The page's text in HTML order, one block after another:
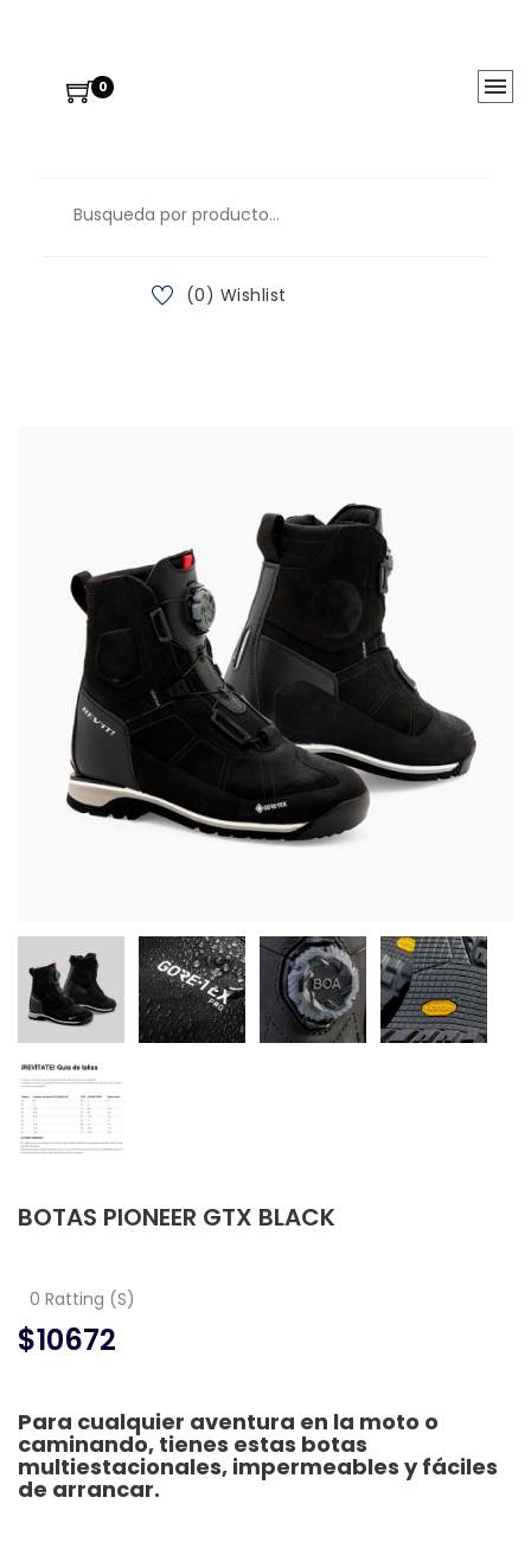
0
(0) Wishlist
BOTAS PIONEER GTX BLACK
0 Ratting (S)
$10672
Para cualquier aventura en la moto o
caminando, tienes estas botas
multiestacionales, impermeables y fáciles
de arrancar.